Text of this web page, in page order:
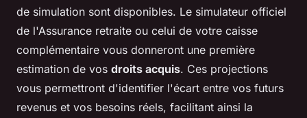
de simulation sont disponibles. Le simulateur officiel
de l'Assurance retraite ou celui de votre caisse
complémentaire vous donneront une première
estimation de vos droits acquis. Ces projections
vous permettront d'identifier l'écart entre vos futurs
revenus et vos besoins réels, facilitant ainsi la